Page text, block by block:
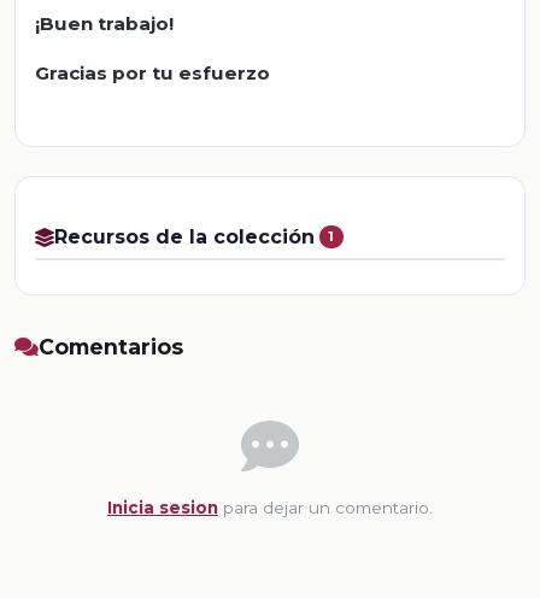
¡Buen trabajo!
Gracias por tu esfuerzo
Recursos de la colección 1
Comentarios
Inicia sesion para dejar un comentario.